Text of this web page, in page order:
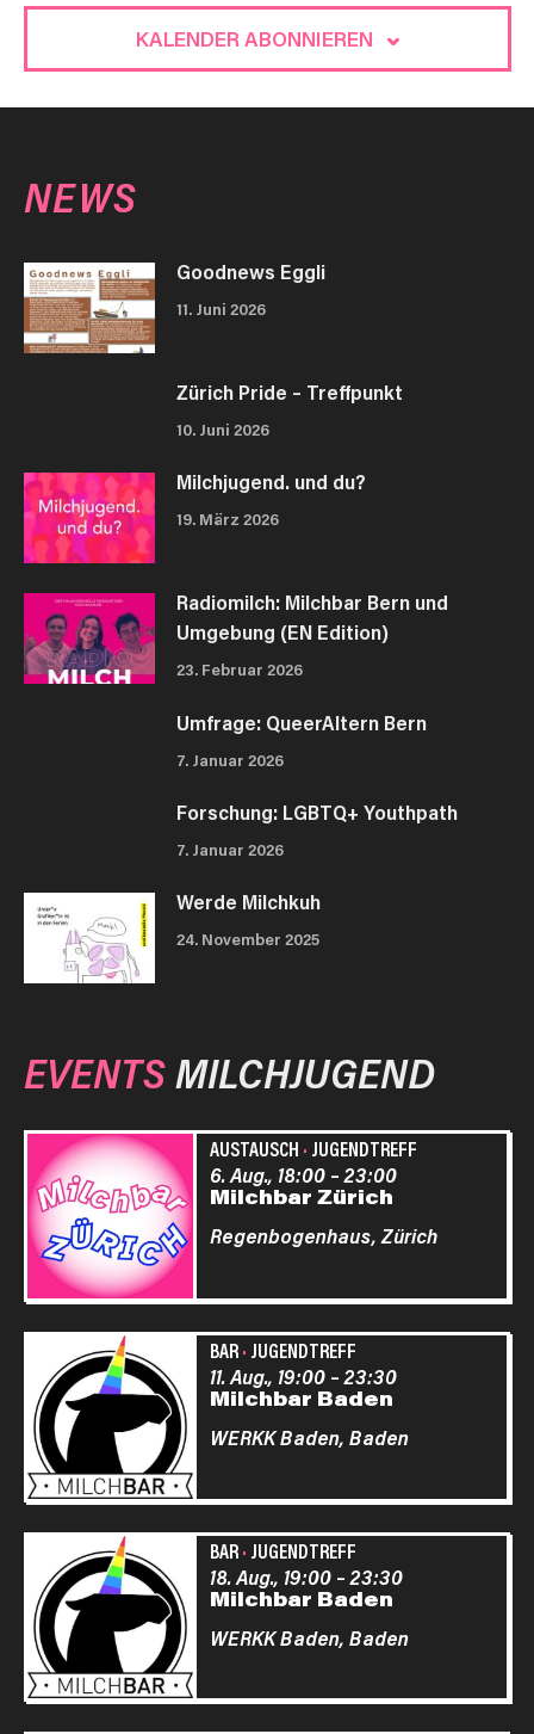
KALENDER ABONNIEREN
NEWS
Goodnews Eggli
11. Juni 2026
Zürich Pride – Treffpunkt
10. Juni 2026
Milchjugend. und du?
19. März 2026
Radiomilch: Milchbar Bern und
Umgebung (EN Edition)
23. Februar 2026
Umfrage: QueerAltern Bern
7. Januar 2026
Forschung: LGBTQ+ Youthpath
7. Januar 2026
Werde Milchkuh
24. November 2025
EVENTSMILCHJUGEND
AUSTAUSCH · JUGENDTREFF
Milchbar Zürich
6. Aug., 18:00–23:00
Regenbogenhaus, Zürich
BAR· JUGENDTREFF
Milchbar Baden
11. Aug., 19:00–23:30
WERKK Baden, Baden
BAR· JUGENDTREFF
Milchbar Baden
18. Aug., 19:00–23:30
WERKK Baden, Baden